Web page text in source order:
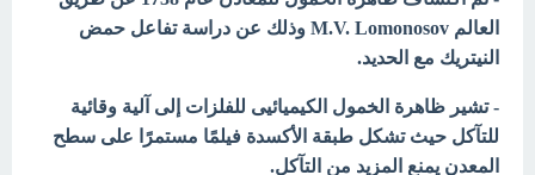
العالم M.V. Lomonosov وذلك عن دراسة تفاعل حمض
النيتريك مع الحديد.
- تشير ظاهرة الخمول الكيميائيى للفلزات إلى آلية وقائية
للتآكل حيث تشكل طبقة الأكسدة فيلمًا مستمرًا على سطح
المعدن يمنع المزيد من التآكل.